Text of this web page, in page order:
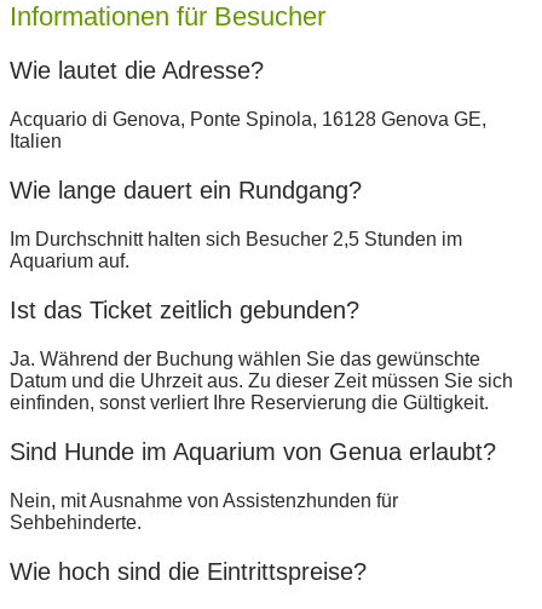
Informationen für Besucher
Wie lautet die Adresse?
Acquario di Genova, Ponte Spinola, 16128 Genova GE,
Italien
Wie lange dauert ein Rundgang?
Im Durchschnitt halten sich Besucher 2,5 Stunden im
Aquarium auf.
Ist das Ticket zeitlich gebunden?
Ja. Während der Buchung wählen Sie das gewünschte
Datum und die Uhrzeit aus. Zu dieser Zeit müssen Sie sich
einfinden, sonst verliert Ihre Reservierung die Gültigkeit.
Sind Hunde im Aquarium von Genua erlaubt?
Nein, mit Ausnahme von Assistenzhunden für
Sehbehinderte.
Wie hoch sind die Eintrittspreise?